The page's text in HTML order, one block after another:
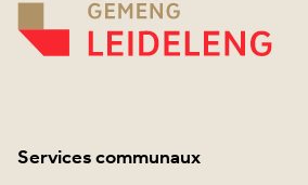
Services communaux